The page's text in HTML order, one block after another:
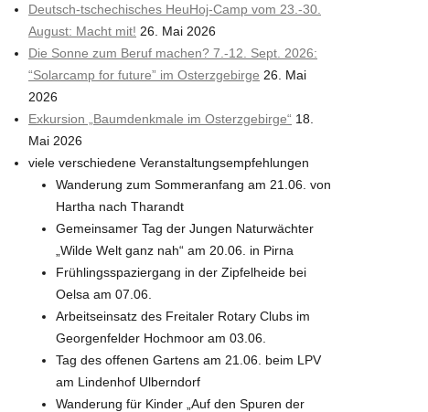
Deutsch-tschechisches HeuHoj-Camp vom 23.-30.
August: Macht mit! 26. Mai 2026
Die Sonne zum Beruf machen? 7.-12. Sept. 2026:
“Solarcamp for future” im Osterzgebirge 26. Mai
2026
Exkursion „Baumdenkmale im Osterzgebirge“ 18.
Mai 2026
viele verschiedene Veranstaltungsempfehlungen
Wanderung zum Sommeranfang am 21.06. von
Hartha nach Tharandt
Gemeinsamer Tag der Jungen Naturwächter
„Wilde Welt ganz nah“ am 20.06. in Pirna
Frühlingsspaziergang in der Zipfelheide bei
Oelsa am 07.06.
Arbeitseinsatz des Freitaler Rotary Clubs im
Georgenfelder Hochmoor am 03.06.
Tag des offenen Gartens am 21.06. beim LPV
am Lindenhof Ulberndorf
Wanderung für Kinder „Auf den Spuren der